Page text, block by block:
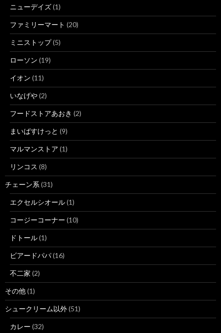
ニューデイズ(1)
ファミリーマート (20)
ミニストップ(5)
ローソン (19)
イオン (11)
いなげや(2)
フードストアあおき (2)
まいばすけっと (9)
マルマンストア (1)
リンコス (8)
チェーン系 (31)
エクセルシオール(1)
コージーコーナー (10)
ドトール(1)
ビアードパパ(16)
不二家 (2)
その他(1)
シュークリーム以外(51)
カレー (32)